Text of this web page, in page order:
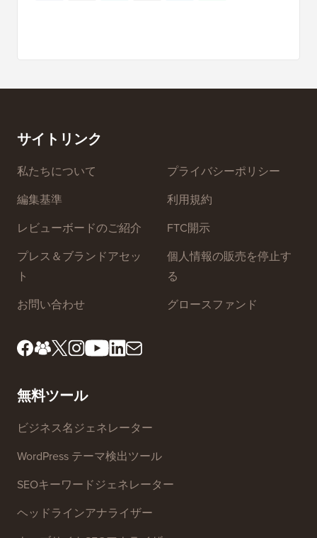
サイトリンク
私たちについて
編集基準
レビューボードのご紹介
プレス＆ブランドアセッ
ト
お問い合わせ
プライバシーポリシー
利用規約
FTC開示
個人情報の販売を停止す
る
グロースファンド
無料ツール
ビジネス名ジェネレーター
WordPress テーマ検出ツール
SEOキーワードジェネレーター
ヘッドラインアナライザー